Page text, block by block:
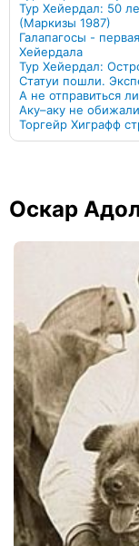
Тур Хейердал: 50
(Маркизы 1987)
Галапагосы -
Хейердала
Тур Хейердал:
Статуи пошли.
А не отправиться
Аку–аку не
Торгейр Хиграфф
Оскар